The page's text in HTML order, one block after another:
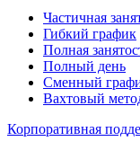
Частичная
Гибкий график
Полная
Полный день
Сменный
Вахтовый
Корпоративная